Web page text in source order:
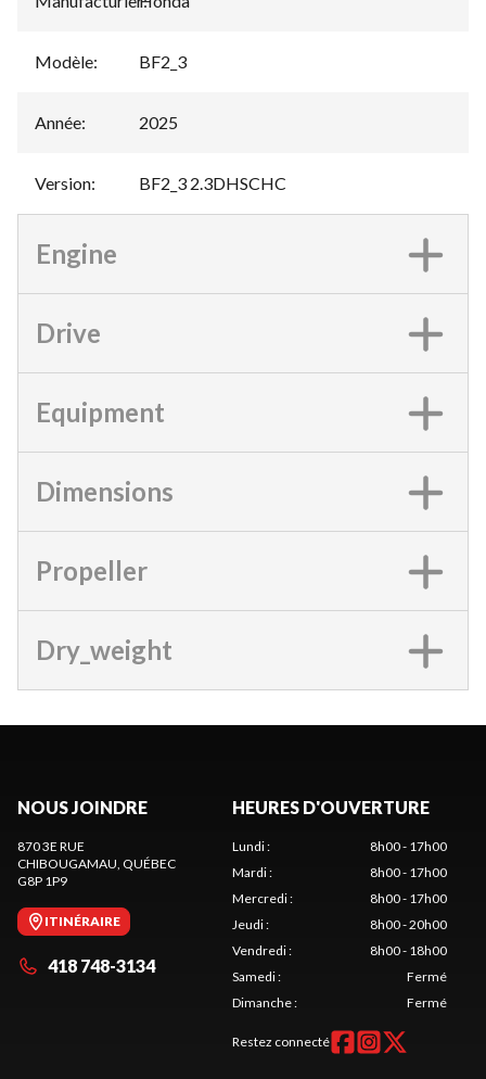
Modèle: BF2_3
Année: 2025
Version: BF2_3 2.3DHSCHC
Engine
Drive
Equipment
Dimensions
Propeller
Dry_weight
NOUS JOINDRE
870 3E RUE
CHIBOUGAMAU, QUÉBEC
G8P 1P9
ITINÉRAIRE
418 748-3134
HEURES D'OUVERTURE
Lundi:
8h00 - 17h00
Mardi:
8h00 - 17h00
Mercredi:
8h00 - 17h00
Jeudi:
8h00 - 20h00
Vendredi:
8h00 - 18h00
Samedi:
Fermé
Dimanche: Fermé
Restez connecté